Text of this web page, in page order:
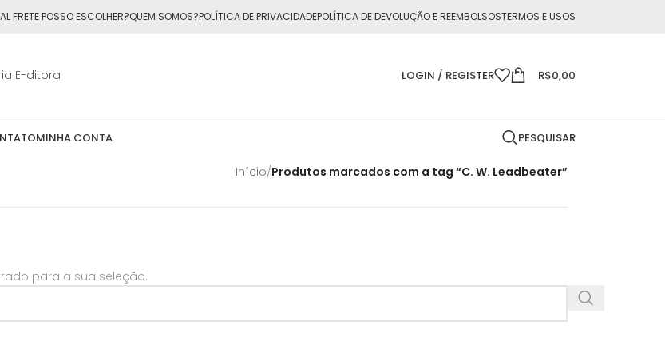
todo o Brasil nas compras acima de R$50,00
FRETE POSSO ESCOLHER?QUEM SOMOS?POLÍTICA DE PRIVACIDADEPOLÍTICA DE DEVOLUÇÃO E REEMBOLSOSTERMOS E USOS
LOGIN / REGISTER R$0,00
MINHA CONTA PESQUISAR
Início/Produtos marcados com a tag “C. W. Leadbeater”
para a sua seleção.